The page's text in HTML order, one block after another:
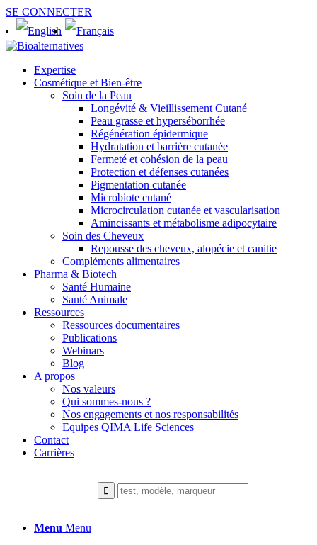
SE CONNECTER
Expertise
Cosmétique et Bien-être
Soin de la Peau
Longévité & Vieillissement Cutané
Peau grasse et hyperséborrhée
Régénération épidermique
Hydratation et barrière cutanée
Fermeté et cohésion de la peau
Protection et défenses cutanées
Pigmentation cutanée
Microbiote cutané
Microcirculation cutanée et vascularisation
Amincissants et métabolisme adipocytaire
Soin des Cheveux
Repousse des cheveux, alopécie et canitie
Compléments alimentaires
Pharma & Biotech
Santé Humaine
Santé Animale
Ressources
Ressources documentaires
Publications
Webinars
Blog
A propos
Nos valeurs
Qui sommes-nous ?
Nos engagements et nos responsabilités
Equipes QIMA Life Sciences
Contact
Carrières
Menu Menu